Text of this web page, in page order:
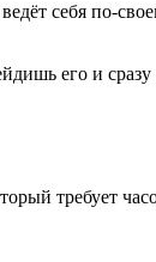
себя по-
его и
требует